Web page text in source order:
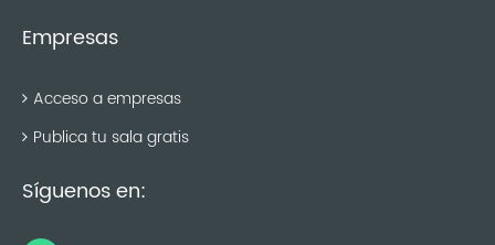
Empresas
Acceso a empresas
Publica tu sala gratis
Síguenos en: